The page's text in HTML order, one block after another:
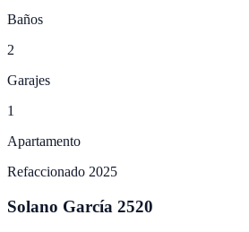
Baños
2
Garajes
1
Apartamento
Refaccionado 2025
Solano García 2520